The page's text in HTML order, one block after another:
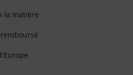
la matière